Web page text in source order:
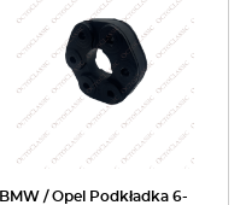
BMW / Opel Podkładka 6-